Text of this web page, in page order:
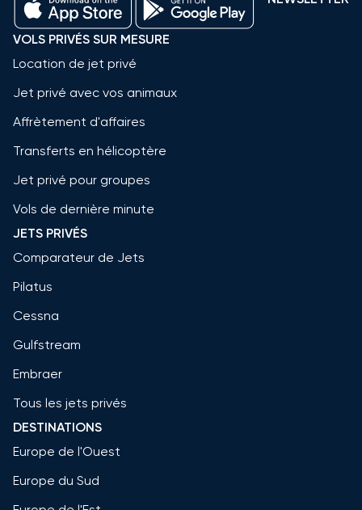
VOLS PRIVÉS SUR MESURE
Location de jet privé
Jet privé avec vos animaux
Affrètement d'affaires
Transferts en hélicoptère
Jet privé pour groupes
Vols de dernière minute
JETS PRIVÉS
Comparateur de Jets
Pilatus
Cessna
Gulfstream
Embraer
Tous les jets privés
DESTINATIONS
Europe de l'Ouest
Europe du Sud